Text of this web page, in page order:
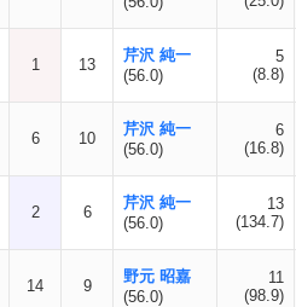
1 13
芹沢 純一
(56.0)
5
(8.8)
6 10
芹沢 純一
(56.0)
6
(16.8)
2 6
芹沢 純一
(56.0)
13
(134.7)
14 9
野元 昭嘉
(56.0)
11
(98.9)